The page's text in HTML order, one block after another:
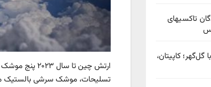
تاکسیهای
کاپیتان،
ارتش چین تا